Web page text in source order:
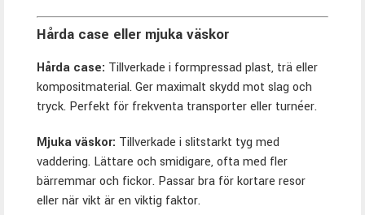
Hårda case eller mjuka väskor
Hårda case: Tillverkade i formpressad plast, trä eller
kompositmaterial. Ger maximalt skydd mot slag och
tryck. Perfekt för frekventa transporter eller turnéer.
Mjuka väskor: Tillverkade i slitstarkt tyg med
vaddering. Lättare och smidigare, ofta med fler
bärremmar och fickor. Passar bra för kortare resor
eller när vikt är en viktig faktor.